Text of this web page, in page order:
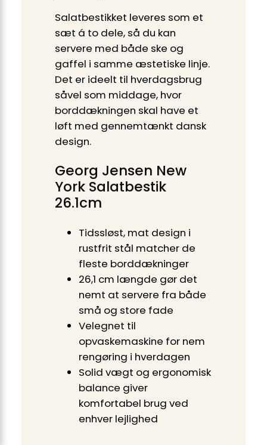
Salatbestikket leveres som et
sæt á to dele, så du kan
servere med både ske og
gaffel i samme æstetiske linje.
Det er ideelt til hverdagsbrug
såvel som middage, hvor
borddækningen skal have et
løft med gennemtænkt dansk
design.
Georg Jensen New
York Salatbestik
26.1cm
Tidssløst, mat design i
rustfrit stål matcher de
fleste borddækninger
26,1 cm længde gør det
nemt at servere fra både
små og store fade
Velegnet til
opvaskemaskine for nem
rengøring i hverdagen
Solid vægt og ergonomisk
balance giver
komfortabel brug ved
enhver lejlighed